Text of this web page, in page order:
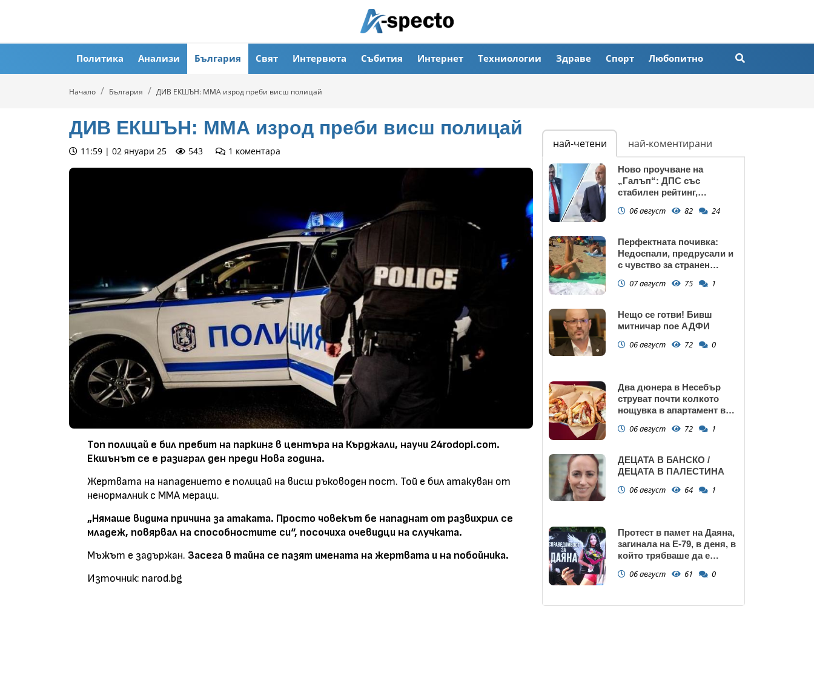
Политика Анализи България Свят Интервюта Събития Интернет Техниологии Здраве Спорт Любопитно
Начало България ДИВ ЕКШЪН: ММА изрод преби висш полицай
ДИВ ЕКШЪН: ММА изрод преби висш полицай
11:59 | 02 януари 25 543 1 коментара
Топ полицай е бил пребит на паркинг в центъра на Кърджали, научи 24rodopi.com.
Екшънът се е разиграл ден преди Нова година.
Жертвата на нападението е полицай на висш ръководен пост. Той е бил атакуван от
ненормалник с ММА мераци.
„Нямаше видима причина за атаката. Просто човекът бе нападнат от развихрил се
младеж, повярвал на способностите си“, посочиха очевидци на случката.
Мъжът е задържан. Засега в тайна се пазят имената на жертвата и на побойника.
Източник: narod.bg
най-четени най-коментирани
Ново проучване на
„Галъп“: ДПС със
стабилен рейтинг,
запазва
06 август 82 24
Перфектната почивка:
Недоспали, предрусали и
с чувство за странен
07 август 75 1
Нещо се готви! Бивш
митничар пое АДФИ
06 август 72 0
Два дюнера в Несебър
струват почти колкото
нощувка в апартамент в
06 август 72 1
ДЕЦАТА В БАНСКО /
ДЕЦАТА В ПАЛЕСТИНА
06 август 64 1
Протест в памет на Даяна,
загинала на Е-79, в деня, в
който трябваше да е
06 август 61 0